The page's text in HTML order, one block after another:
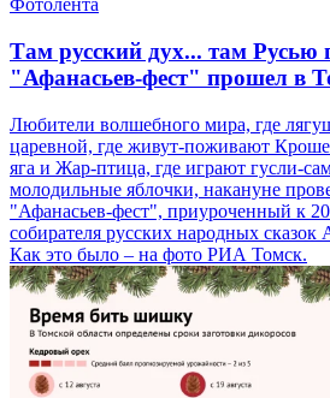
Фотолента
Там русский дух... там Русью
"Афанасьев-фест" прошел в
Любители волшебного мира, где
царевной, где живут-поживают
яга и Жар-птица, где играют гусли-
молодильные яблочки, накануне
"Афанасьев-фест", приуроченный к
собирателя русских народных сказок
Как это было – на фото РИА Томск.